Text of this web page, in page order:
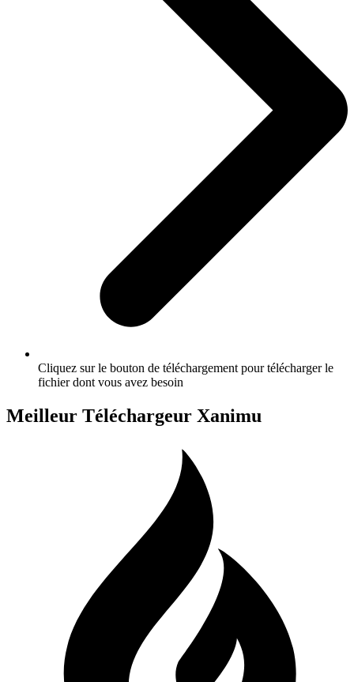
Cliquez sur le bouton de téléchargement pour télécharger le
fichier dont vous avez besoin
Meilleur Téléchargeur Xanimu